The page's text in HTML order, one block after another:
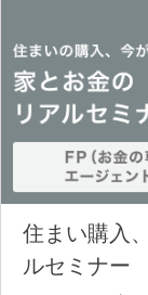
住まい購入
ルセミナー